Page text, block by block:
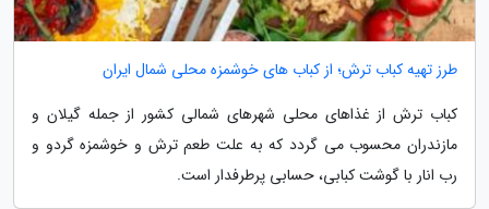
طرز تهیه کباب ترش؛ از کباب های خوشمزه محلی شمال ایران
کباب ترش از غذاهای محلی شهرهای شمالی کشور از جمله گیلان و
مازندران محسوب می گردد که به علت طعم ترش و خوشمزه گردو و
رب انار با گوشت کبابی، حسابی پرطرفدار است.